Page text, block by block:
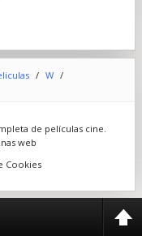
/ W /
de películas cine.
web
Cookies